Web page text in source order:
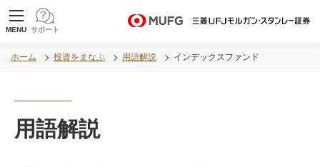
MUFG 世界が進むチカラになる。 三菱ＵＦＪモル
MENU サポート
ホーム 投資をまなぶ 用語解説 インデックスファンド
用語解説